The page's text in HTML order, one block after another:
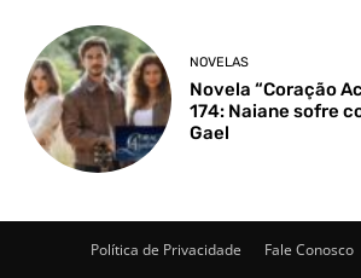
NOVELAS
Novela “Coração
174: Naiane sofre
Gael
Política de Privacidade Fale Conosco